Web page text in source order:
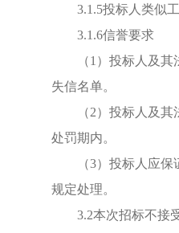
3.1.5投标人类似
3.1.6信誉要求
（1）投标人及
失信名单。
（2）投标人及
处罚期内。
（3）投标人应
规定处理。
3.2本次招标不接